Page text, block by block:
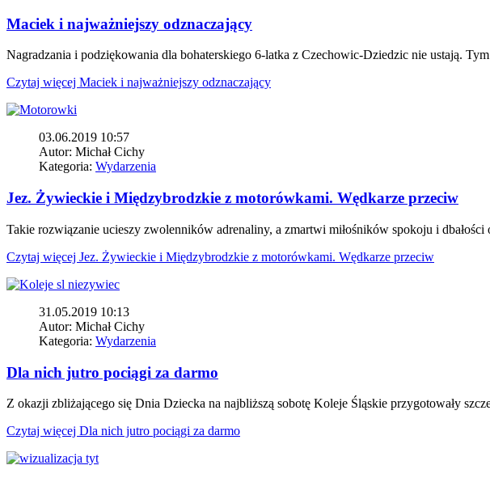
Maciek i najważniejszy odznaczający
Nagradzania i podziękowania dla bohaterskiego 6-latka z Czechowic-Dziedzic nie ustają.
Czytaj więcej Maciek i najważniejszy odznaczający
03.06.2019 10:57
Autor: Michał Cichy
Kategoria: Wydarzenia
Jez. Żywieckie i Międzybrodzkie z motorówkami. Wędkarze przeciw
Takie rozwiązanie ucieszy zwolenników adrenaliny, a zmartwi miłośników spokoju i dbałości
Czytaj więcej Jez. Żywieckie i Międzybrodzkie z motorówkami. Wędkarze przeciw
31.05.2019 10:13
Autor: Michał Cichy
Kategoria: Wydarzenia
Dla nich jutro pociągi za darmo
Z okazji zbliżającego się Dnia Dziecka na najbliższą sobotę Koleje Śląskie przygotowały
Czytaj więcej Dla nich jutro pociągi za darmo